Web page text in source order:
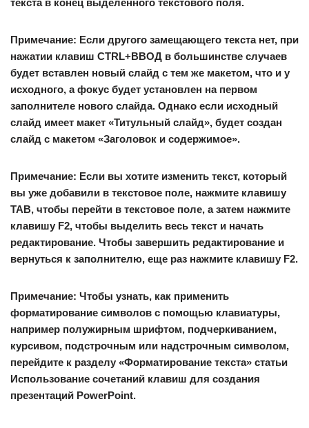
Примечание: Если другого замещающего текста нет, при
нажатии клавиш CTRL+ВВОД в большинстве случаев
будет вставлен новый слайд с тем же макетом, что и у
исходного, а фокус будет установлен на первом
заполнителе нового слайда. Однако если исходный
слайд имеет макет «Титульный слайд», будет создан
слайд с макетом «Заголовок и содержимое».
Примечание: Если вы хотите изменить текст, который
вы уже добавили в текстовое поле, нажмите клавишу
TAB, чтобы перейти в текстовое поле, а затем нажмите
клавишу F2, чтобы выделить весь текст и начать
редактирование. Чтобы завершить редактирование и
вернуться к заполнителю, еще раз нажмите клавишу F2.
Примечание: Чтобы узнать, как применить
форматирование символов с помощью клавиатуры,
например полужирным шрифтом, подчеркиванием,
курсивом, подстрочным или надстрочным символом,
перейдите к разделу «Форматирование текста» статьи
Использование сочетаний клавиш для создания
презентаций PowerPoint.